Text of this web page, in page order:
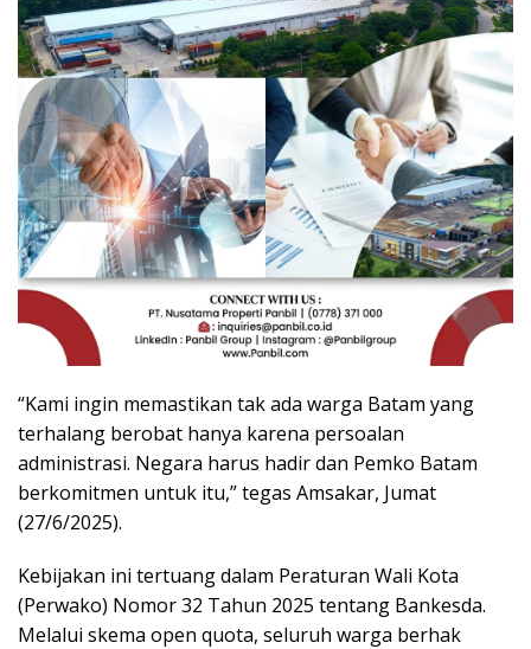
“Kami ingin memastikan tak ada warga Batam yang
terhalang berobat hanya karena persoalan
administrasi. Negara harus hadir dan Pemko Batam
berkomitmen untuk itu,” tegas Amsakar, Jumat
(27/6/2025).
Kebijakan ini tertuang dalam Peraturan Wali Kota
(Perwako) Nomor 32 Tahun 2025 tentang Bankesda.
Melalui skema open quota, seluruh warga berhak